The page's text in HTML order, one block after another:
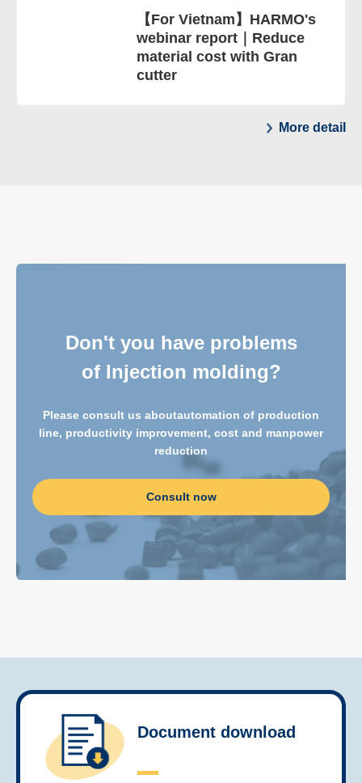
【For Vietnam】HARMO's
webinar report｜Reduce
material cost with Gran
cutter
More detail
Don't you have problems
of Injection molding?
Please consult us aboutautomation of production
line, productivity improvement, cost and manpower
reduction
Consult now
Document download